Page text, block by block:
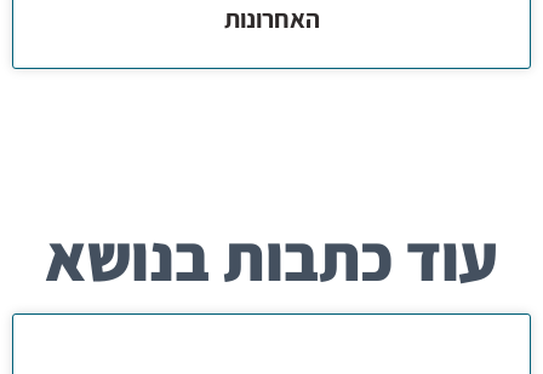
האחרונות
עוד כתבות בנושא